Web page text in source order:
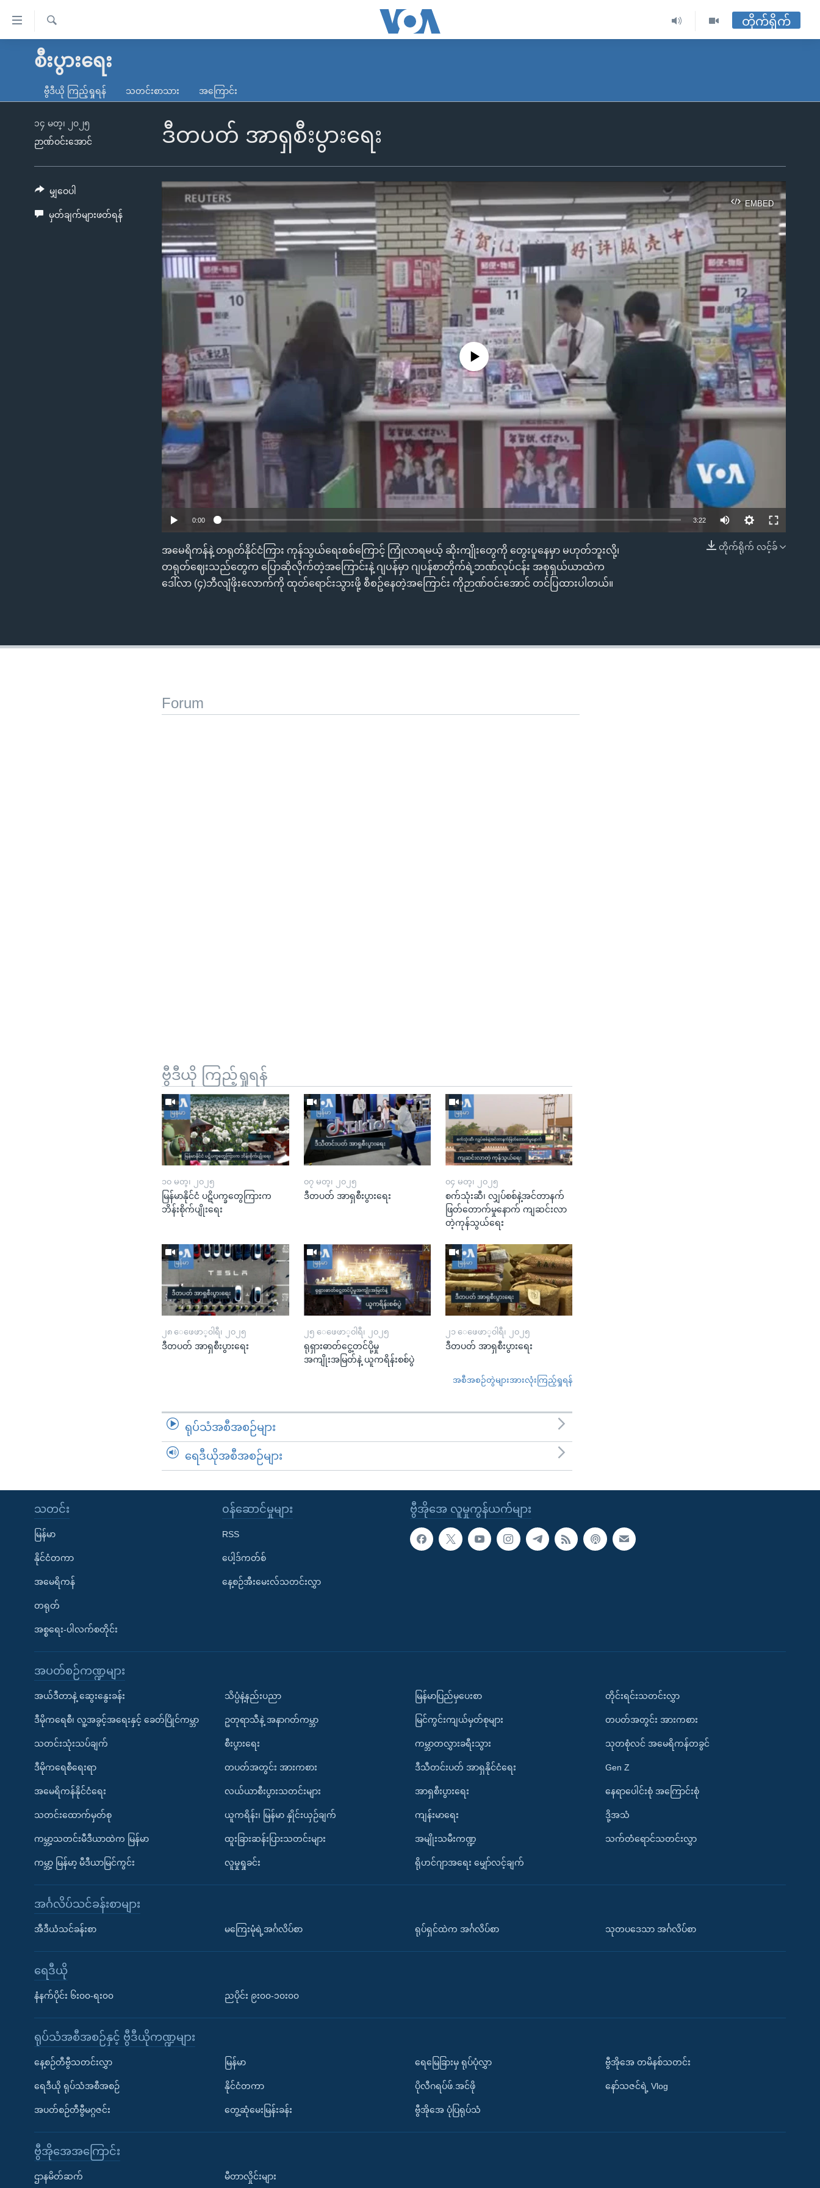
လွယ်ကူ
သည့်
မူလစာမျက်နှာ
ကမ္ဘာ့သတင်းများ
နိုင်ငံတကာ
အမေရိကန်
တရုတ်
အစ္စရေး-ပါလက်စတိုင်း
သတင်းလွတ်လပ်ခွင့်
ရပ်ဝန်းတခု လမ်းတခု အလွန်
အင်္ဂလိပ်စာလေ့လာမယ်
အမေရိကန်သုံးအီဒီယံ
အပတ်စဉ်ကဏ္ဍများ
ရှာဖွေ
ရ
တိုက်ရိုက်
စီးပွားရေး
ဗွီဒီယို ကြည့်ရှုရန် သတင်းစာသား အကြောင်း
ဒီတပတ် အာရှစီးပွားရေး
၁၄ မတ္၊ ၂၀၂၅
ဉာဏ်ဝင်းအောင်
EMBED
EMBED
No media source currently available
0:00 3:22
240p
တိုက်ရိုက် လင့်ခ်
အမေရိကန်နဲ့ တရုတ်နိုင်ငံကြား ကုန်သွယ်ရေးစစ်ကြောင့် ကြုံလာရမယ့် ဆိုးကျိုးတွေကို တွေးပူနေမှာ မဟုတ်ဘူးလို့၊
တရုတ်ဈေးသည်တွေက ပြောဆိုလိုက်တဲ့အကြောင်းနဲ့ ဂျပန်မှာ ဂျပန်စာတိုက်ရဲ့ဘဏ်လုပ်ငန်း အစုရှယ်ယာထဲက
ဒေါ်လာ (၄)ဘီလျံဖိုးလောက်ကို ထုတ်ရောင်းသွားဖို့ စီစဥ်နေတဲ့အကြောင်း ကိုဉာဏ်ဝင်းအောင် တင်ပြထားပါတယ်။
မျှဝေပါ
မှတ်ချက်များဖတ်ရန်
Forum
ဗွီဒီယို ကြည့်ရှုရန်
၁၀ မတ္၊ ၂၀၂၅
မြန်မာနိုင်ငံ ပဋိပက္ခတွေကြားက
ဘိန်းစိုက်ပျိုးရေး
၀၇ မတ္၊ ၂၀၂၅
ဒီတပတ် အာရှစီးပွားရေး
၀၄ မတ္၊ ၂၀၂၅
စက်သုံးဆီ၊ လျှပ်စစ်နဲ့အင်တာနက်
ဖြတ်တောက်မှုနောက် ကျဆင်းလာ
တဲ့ကုန်သွယ်ရေး​​​​​​​
၂၈ ေဖေဖာ္၀ါရီ၊ ၂၀၂၅
ဒီတပတ် အာရှစီးပွားရေး
၂၅ ေဖေဖာ္၀ါရီ၊ ၂၀၂၅
ရုရှားဓာတ်ငွေ့တင်ပို့မှု
အကျိုးအမြတ်နဲ့ ယူကရိန်းစစ်ပွဲ
၂၁ ေဖေဖာ္၀ါရီ၊ ၂၀၂၅
ဒီတပတ် အာရှစီးပွားရေး
အစီအစဉ်တွဲများအားလုံးကြည့်ရှုရန်
ရုပ်သံအစီအစဉ်များ
ရေဒီယိုအစီအစဉ်များ
ဗွီအိုအေ လူမှုကွန်ယက်များ
သတင်း
မြန်မာ
နိုင်ငံတကာ
အမေရိကန်
တရုတ်
အစ္စရေး-ပါလက်စတိုင်း
၀န်ဆောင်မှုများ
RSS
ပေါ့ဒ်ကတ်စ်
နေ့စဉ်အီးမေးလ်သတင်းလွှာ
အပတ်စဉ်ကဏ္ဍများ
အယ်ဒီတာနဲ့ ဆွေးနွေးခန်း
ဒီမိုကရေစီ၊ လူ့အခွင့်အရေးနှင့် ခေတ်ပြိုင်ကမ္ဘာ
သတင်းသုံးသပ်ချက်
ဒီမိုကရေစီရေးရာ
အမေရိကန်နိုင်ငံရေး
သတင်းထောက်မှတ်စု
ကမ္ဘာ့သတင်းမီဒီယာထဲက မြန်မာ
ကမ္ဘာ့ မြန်မာ့ မီဒီယာမြင်ကွင်း
သိပ္ပံနဲ့နည်းပညာ
ဥတုရာသီနဲ့ အနာဂတ်ကမ္ဘာ
စီးပွားရေး
တပတ်အတွင်း အားကစား
လယ်ယာစီးပွားသတင်းများ
ယူကရိန်း၊ မြန်မာ နှိုင်းယှဉ်ချက်
ထူးခြားဆန်းပြားသတင်းများ
လူမှုရှုခင်း
မြန်မာပြည်မှပေးစာ
မြင်ကွင်းကျယ်မှတ်စုများ
ကမ္ဘာတလွှားခရီးသွား
ဒီသီတင်းပတ် အာရှနိုင်ငံရေး
အာရှစီးပွားရေး
ကျန်းမာရေး
အမျိုးသမီးကဏ္ဍ
ရိုဟင်ဂျာအရေး မျှော်လင့်ချက်
တိုင်းရင်းသတင်းလွှာ
တပတ်အတွင်း အားကစား
သုတစုံလင် အမေရိကန်တခွင်
Gen Z
နေရာပေါင်းစုံ အကြောင်းစုံ
ဒို့အသံ
သက်တံရောင်သတင်းလွှာ
အင်္ဂလိပ်သင်ခန်းစာများ
အီဒီယံသင်ခန်းစာ မကြေးမုံရဲ့အင်္ဂလိပ်စာ ရုပ်ရှင်ထဲက အင်္ဂလိပ်စာ သုတပဒေသာ အင်္ဂလိပ်စာ
ရေဒီယို
နံနက်ပိုင်း ၆း၀၀-ရး၀၀ ညပိုင်း ၉း၀၀-၁၀း၀၀
ရုပ်သံအစီအစဉ်နှင့် ဗွီဒီယိုကဏ္ဍများ
နေ့စဉ်တီဗွီသတင်းလွှာ
ရေဒီယို ရုပ်သံအစီအစဉ်
အပတ်စဉ်တီဗွီမဂ္ဂဇင်း
မြန်မာ
နိုင်ငံတကာ
တွေ့ဆုံမေးမြန်းခန်း
ရေမြေခြားမှ ရုပ်ပုံလွှာ
ပိုလီဂရပ်ဖ်.အင်ဖို
ဗွီအိုအေ ပုံပြရုပ်သံ
ဗွီအိုအေ တမိနစ်သတင်း
နော်သဇင်ရဲ့ Vlog
ဗွီအိုအေအကြောင်း
ဌာနမိတ်ဆက် မီတာလှိုင်းများ